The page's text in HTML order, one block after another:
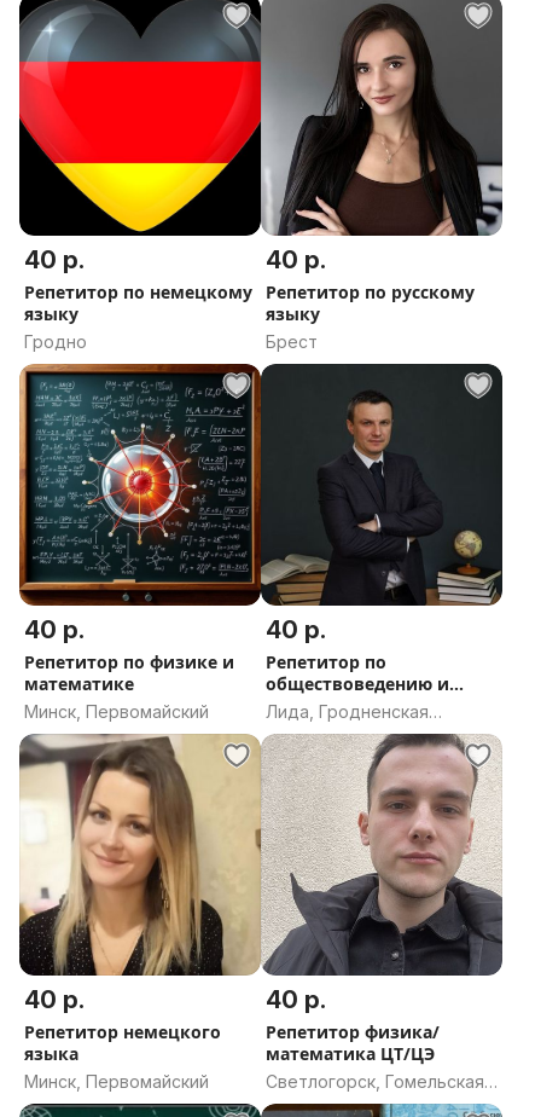
40 р.
Репетитор по немецкому
языку
Гродно
40 р.
Репетитор по русскому
языку
Брест
40 р.
Репетитор по физике и
математике
Минск, Первомайский
40 р.
Репетитор по
обществоведению и
истории для ЦЭ и Ц
Лида, Гродненская
область
40 р.
Репетитор немецкого
языка
Минск, Первомайский
40 р.
Репетитор физика/
математика ЦТ/ЦЭ
Светлогорск, Гомельская
область